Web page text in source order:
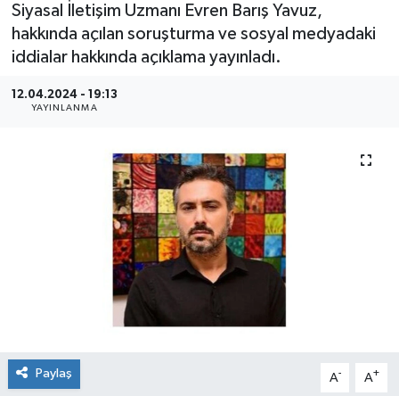
Siyasal İletişim Uzmanı Evren Barış Yavuz,
hakkında açılan soruşturma ve sosyal medyadaki
iddialar hakkında açıklama yayınladı.
12.04.2024 - 19:13
YAYINLANMA
Paylaş A- A+
Haber Arşivi